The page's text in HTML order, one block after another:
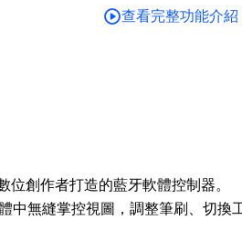
查看完整功能介紹
位創作者打造的藍牙軟體控制器。
中無縫掌控視圖，調整筆刷、切換